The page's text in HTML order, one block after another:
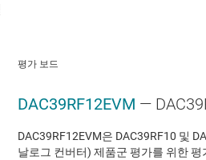
평가 보드
DAC39RF12EVM —
DAC39RF12EVM은 DAC39RF10 및
날로그 컨버터) 제품군 평가를 위한